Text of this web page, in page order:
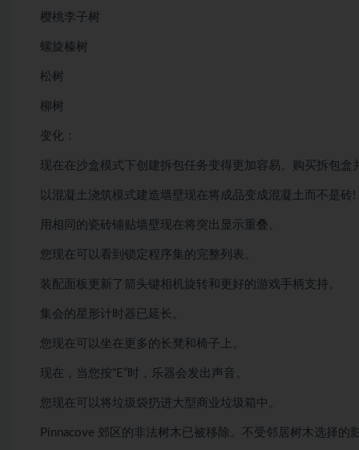
樱桃李子树
螺旋榛树
松树
柳树
变化：
现在在沙盒模式下创建拆包任务变得更加容易。购买拆包盒
以混凝土浇筑模式建造墙壁现在将成品变成混凝土而不是砖!
用相同的瓷砖铺贴墙壁现在将突出显示重叠。
您现在可以看到锁定程序集的完整列表。
装配面板更新了箭头键相机旋转和更好的游戏手柄支持。
集会的星形计时器已延长。
您现在可以坐在更多的长凳和椅子上。
现在，当您按“E”时，乐器会发出声音。
您现在可以将垃圾袋扔进大型商业垃圾箱中。
Pinnacove 郊区的非法树木已被移除。不受邻居树木选择的